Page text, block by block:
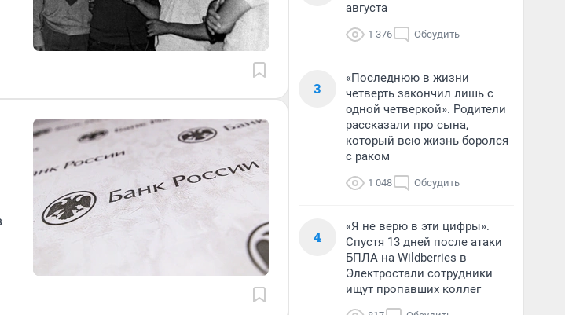
августа
1 376 Обсудить
3
«Последнюю в жизни
четверть закончил лишь с
одной четверкой». Родители
рассказали про сына,
который всю жизнь боролся
с раком
1 048 Обсудить
4
«Я не верю в эти цифры».
Спустя 13 дней после атаки
БПЛА на Wildberries в
Электростали сотрудники
ищут пропавших коллег